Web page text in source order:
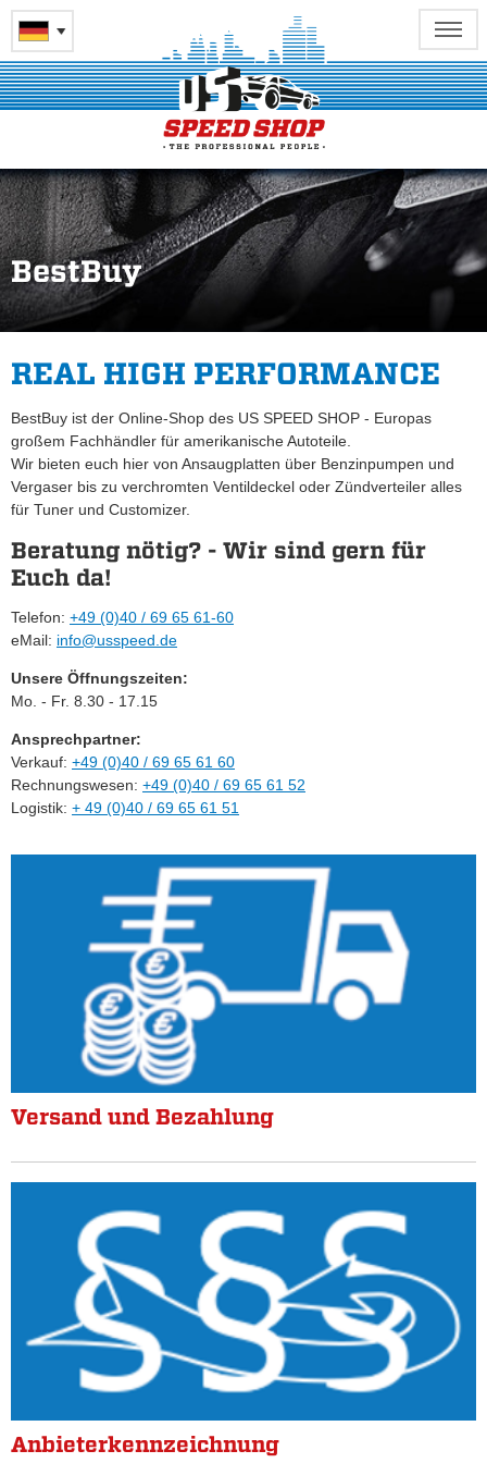
BestBuy
REAL HIGH PERFORMANCE
BestBuy ist der Online-Shop des US SPEED SHOP - Europas
großem Fachhändler für amerikanische Autoteile.
Wir bieten euch hier von Ansaugplatten über Benzinpumpen und
Vergaser bis zu verchromten Ventildeckel oder Zündverteiler alles
für Tuner und Customizer.
Beratung nötig? - Wir sind gern für
Euch da!
Telefon: +49 (0)40 / 69 65 61-60
eMail: info@usspeed.de
Unsere Öffnungszeiten:
Mo. - Fr. 8.30 - 17.15
Ansprechpartner:
Verkauf: +49 (0)40 / 69 65 61 60
Rechnungswesen: +49 (0)40 / 69 65 61 52
Logistik: + 49 (0)40 / 69 65 61 51
Versand und Bezahlung
Anbieterkennzeichnung